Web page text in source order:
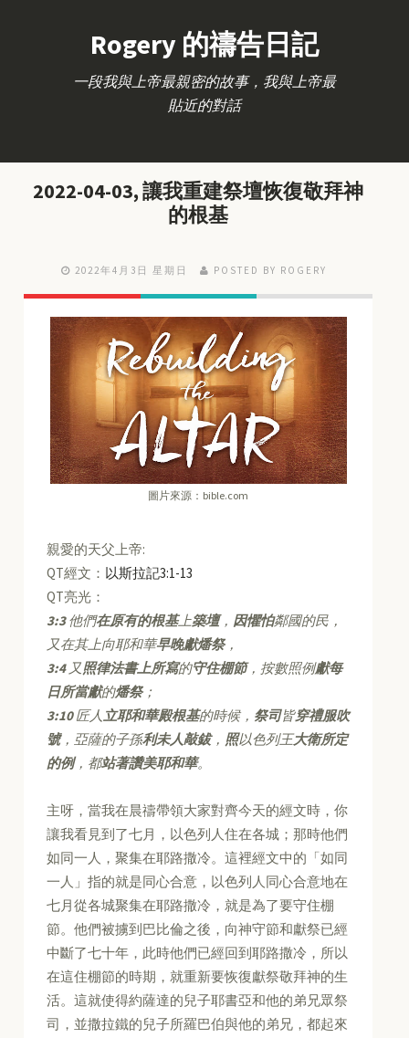
Rogery 的禱告日記
一段我與上帝最親密的故事，我與上帝最
貼近的對話
2022-04-03, 讓我重建祭壇恢復敬拜神
的根基
2022年4月3日 星期日 POSTED BY ROGERY
圖片來源：bible.com
親愛的天父上帝:
QT經文： 以斯拉記3:1-13
QT亮光：
3:3他們在原有的根基上築壇， 因懼怕鄰國的民，
又在其上向耶和華早晚獻燔祭，
3:4又照律法書上所寫的守住棚節，按數照例獻每
日所當獻的燔祭；
3:10匠人立耶和華殿根基的時候， 祭司皆穿禮服吹
號，亞薩的子孫利未人敲鈸， 照以色列王大衛所定
的例，都站著讚美耶和華。
主呀，當我在晨禱帶領大家對齊今天的經文時，你
讓我看見到了七月，以色列人住在各城；那時他們
如同一人，聚集在耶路撒冷。這裡經文中的「如同
一人」指的就是同心合意，以色列人同心合意地在
七月從各城聚集在耶路撒冷，就是為了要守住棚
節。他們被擄到巴比倫之後，向神守節和獻祭已經
中斷了七十年，此時他們已經回到耶路撒冷，所以
在這住棚節的時期，就重新要恢復獻祭敬拜神的生
活。這就使得約薩達的兒子耶書亞和他的弟兄眾祭
司，並撒拉鐵的兒子所羅巴伯與他的弟兄，都起來